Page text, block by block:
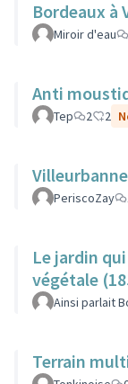
Bordeaux à
Miroir d'eau
Anti
Tep 2 2
PeriscoZay
Le jardin
végétale
Ainsi parlait
Terrain